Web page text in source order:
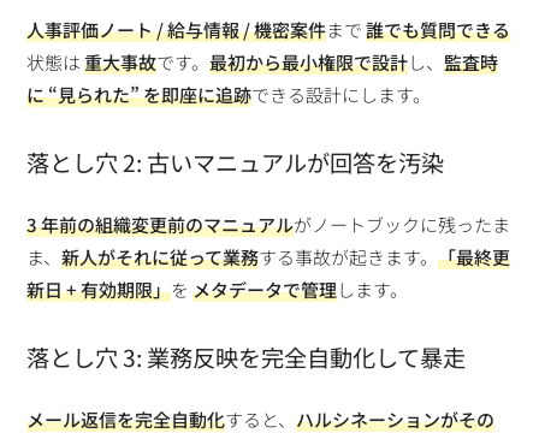
人事評価ノート / 給与情報 / 機密案件まで誰でも質問できる
状態は重大事故です。最初から最小権限で設計し、監査時
に “見られた” を即座に追跡できる設計にします。
落とし穴 2: 古いマニュアルが回答を汚染
3 年前の組織変更前のマニュアルがノートブックに残ったま
ま、新人がそれに従って業務する事故が起きます。「最終更
新日 + 有効期限」をメタデータで管理します。
落とし穴 3: 業務反映を完全自動化して暴走
メール返信を完全自動化すると、ハルシネーションがその